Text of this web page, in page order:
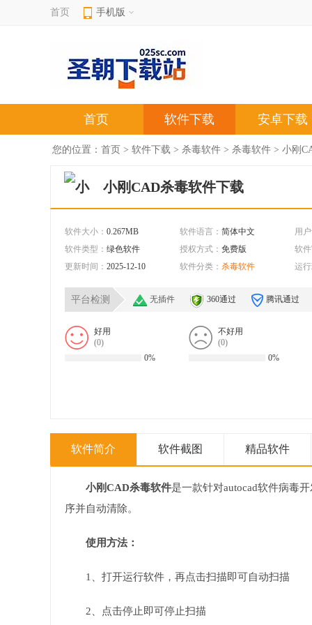
首页 手机版
首页 软件下载 安卓下载
您的位置： 首页 > 软件下载 > 杀毒软件 > 杀毒软件 > 小刚
小刚CAD杀毒软件下载
软件大小： 0.267MB 软件语言： 简体中文
用
软件类型： 绿色软件 授权方式： 免费版
软
更新时间： 2025-12-10 软件分类： 杀毒软件 运
平台检测 无插件 360通过 腾讯通过
好用
(0)
0%
不好用
(0)
0%
软件简介 软件截图 精品软件
小刚CAD杀毒软件是一款针对autocad软件病毒
序并自动清除。
使用方法：
1、打开运行软件，再点击扫描即可自动扫描
2、点击停止即可停止扫描